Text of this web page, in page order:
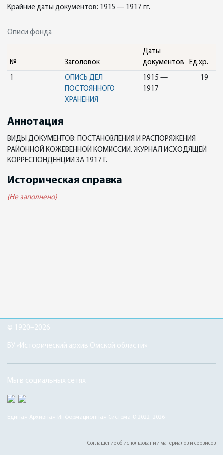
Крайние даты документов: 1915 — 1917 гг.
Описи фонда
№ Заголовок
Даты
документов
Ед.хр.
1
ОПИСЬ ДЕЛ
ПОСТОЯННОГО
ХРАНЕНИЯ
1915 —
1917
19
Аннотация
ВИДЫ ДОКУМЕНТОВ: ПОСТАНОВЛЕНИЯ И РАСПОРЯЖЕНИЯ
РАЙОННОЙ КОЖЕВЕННОЙ КОМИССИИ. ЖУРНАЛ ИСХОДЯЩЕЙ
КОРРЕСПОНДЕНЦИИ ЗА 1917 Г.
Историческая справка
(Не заполнено)
© 1920–2026
БУ «Исторический архив Омской области»
Мы в социальных сетях
Единая Архивная Информационная Система © 2022–2026
Соглашение об использовании материалов и сервисов